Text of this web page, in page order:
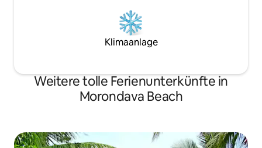
Klimaanlage
Weitere tolle Ferienunterkünfte in
Morondava Beach